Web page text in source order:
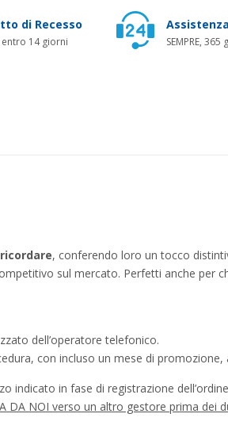
di Recesso
entro 14 giorni SEMPRE, 365
, conferendo loro un tocco
sul mercato. Perfetti anche per
dell’operatore telefonico.
con incluso un mese di promozione,
indicato in fase di registrazione
DA NOI verso un altro gestore prima dei